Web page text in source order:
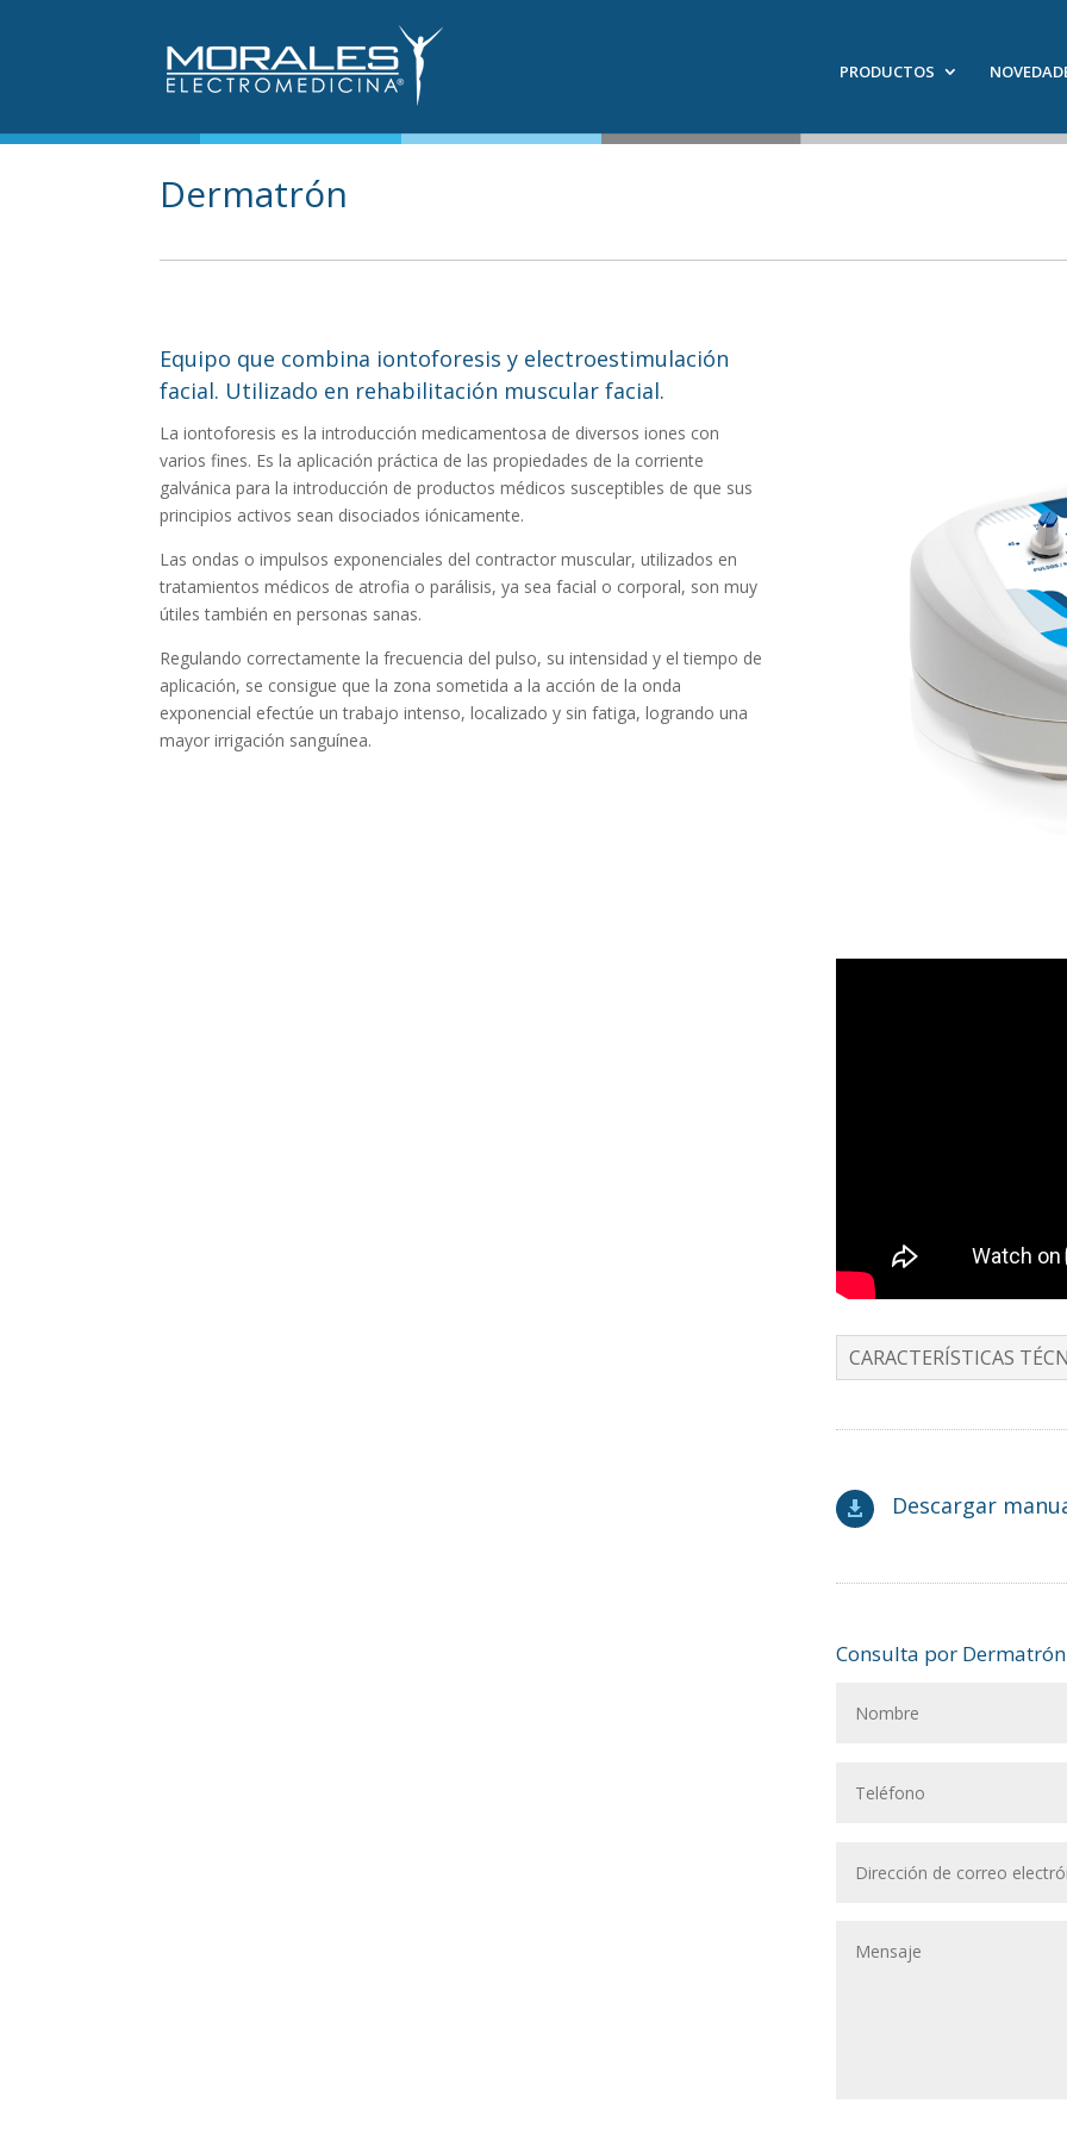
PRODUCTOS
Dermatrón
Equipo que combina iontoforesis y electroestimulación
facial. Utilizado en rehabilitación muscular facial.
La iontoforesis es la introducción medicamentosa de diversos iones con
varios fines. Es la aplicación práctica de las propiedades de la corriente
galvánica para la introducción de productos médicos susceptibles de que sus
principios activos sean disociados iónicamente.
Las ondas o impulsos exponenciales del contractor muscular, utilizados en
tratamientos médicos de atrofia o parálisis, ya sea facial o corporal, son muy
útiles también en personas sanas.
Regulando correctamente la frecuencia del pulso, su intensidad y el tiempo de
aplicación, se consigue que la zona sometida a la acción de la onda
exponencial efectúe un trabajo intenso, localizado y sin fatiga, logrando una
mayor irrigación sanguínea.
CARACTERÍSTICAS
 Descargar
Consulta por Dermatrón